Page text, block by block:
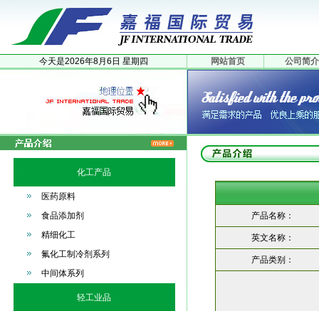
今天是2026年8月 6日 星期四 网站首页 公司简介
化工产品
医药原料
食品添加剂
精细化工
氟化工制冷剂系列
中间体系列
轻工业品
产品名称：
英文名称：
产品类别：